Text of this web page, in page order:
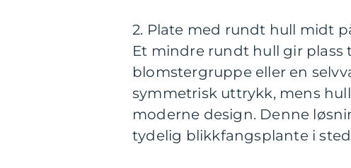
2. Plate med rundt hull midt
Et mindre rundt hull gir plass
blomstergruppe eller en
symmetrisk uttrykk, mens
moderne design. Denne
tydelig blikkfangsplante i